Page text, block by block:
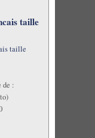
taille
taille
de :